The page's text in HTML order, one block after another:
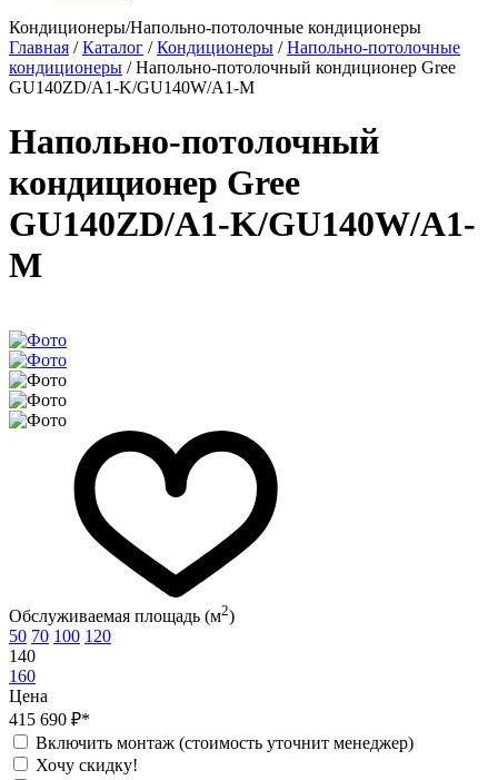
Кондиционеры/Напольно-потолочные кондиционеры
Главная /Каталог /Кондиционеры /Напольно-потолочные
кондиционеры /Напольно-потолочный кондиционер Gree
GU140ZD/A1-K/GU140W/A1-M
Напольно-потолочный
кондиционер Gree
GU140ZD/A1-K/GU140W/A1-
M
Обслуживаемая площадь (м2)
50 70 100 120
140
160
Цена
415 690 ₽*
Включить монтаж (стоимость уточнит менеджер)
Хочу скидку!